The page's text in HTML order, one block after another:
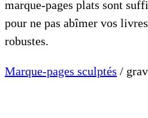
marque-pages plats sont
pour ne pas abîmer vos
robustes.
Marque-pages sculptés /